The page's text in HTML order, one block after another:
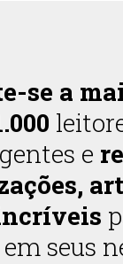
se a
e
seus